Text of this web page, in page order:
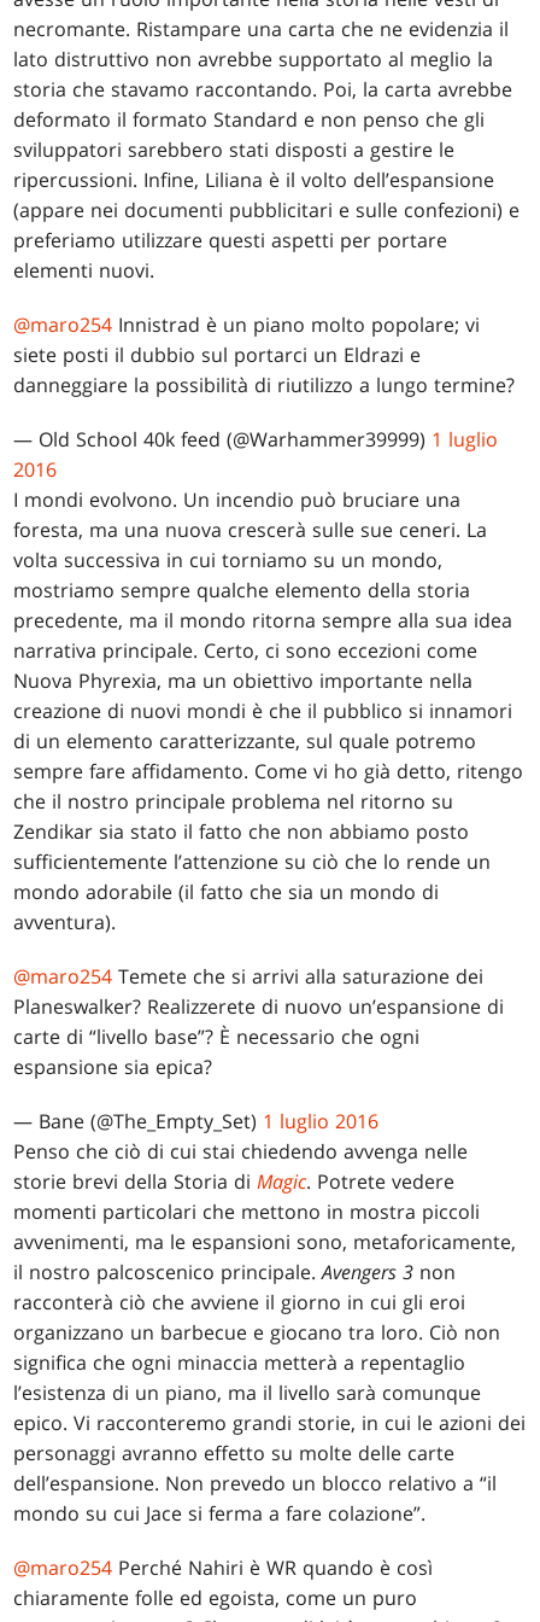
necromante. Ristampare una carta che ne evidenzia il
lato distruttivo non avrebbe supportato al meglio la
storia che stavamo raccontando. Poi, la carta avrebbe
deformato il formato Standard e non penso che gli
sviluppatori sarebbero stati disposti a gestire le
ripercussioni. Infine, Liliana è il volto dell’espansione
(appare nei documenti pubblicitari e sulle confezioni) e
preferiamo utilizzare questi aspetti per portare
elementi nuovi.
@maro254 Innistrad è un piano molto popolare; vi
siete posti il dubbio sul portarci un Eldrazi e
danneggiare la possibilità di riutilizzo a lungo termine?
— Old School 40k feed (@Warhammer39999) 1 luglio
2016
I mondi evolvono. Un incendio può bruciare una
foresta, ma una nuova crescerà sulle sue ceneri. La
volta successiva in cui torniamo su un mondo,
mostriamo sempre qualche elemento della storia
precedente, ma il mondo ritorna sempre alla sua idea
narrativa principale. Certo, ci sono eccezioni come
Nuova Phyrexia, ma un obiettivo importante nella
creazione di nuovi mondi è che il pubblico si innamori
di un elemento caratterizzante, sul quale potremo
sempre fare affidamento. Come vi ho già detto, ritengo
che il nostro principale problema nel ritorno su
Zendikar sia stato il fatto che non abbiamo posto
sufficientemente l’attenzione su ciò che lo rende un
mondo adorabile (il fatto che sia un mondo di
avventura).
@maro254 Temete che si arrivi alla saturazione dei
Planeswalker? Realizzerete di nuovo un’espansione di
carte di “livello base”? È necessario che ogni
espansione sia epica?
— Bane (@The_Empty_Set) 1 luglio 2016
Penso che ciò di cui stai chiedendo avvenga nelle
storie brevi della Storia diMagic. Potrete vedere
momenti particolari che mettono in mostra piccoli
avvenimenti, ma le espansioni sono, metaforicamente,
il nostro palcoscenico principale.Avengers 3 non
racconterà ciò che avviene il giorno in cui gli eroi
organizzano un barbecue e giocano tra loro. Ciò non
significa che ogni minaccia metterà a repentaglio
l’esistenza di un piano, ma il livello sarà comunque
epico. Vi racconteremo grandi storie, in cui le azioni dei
personaggi avranno effetto su molte delle carte
dell’espansione. Non prevedo un blocco relativo a “il
mondo su cui Jace si ferma a fare colazione”.
@maro254 Perché Nahiri è WR quando è così
chiaramente folle ed egoista, come un puro